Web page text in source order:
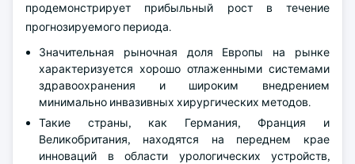
продемонстрирует прибыльный рост в течение
прогнозируемого периода.
Значительная рыночная доля Европы на рынке
характеризуется хорошо отлаженными системами
здравоохранения и широким внедрением
минимально инвазивных хирургических методов.
Такие страны, как Германия, Франция и
Великобритания, находятся на переднем крае
инноваций в области урологических устройств,